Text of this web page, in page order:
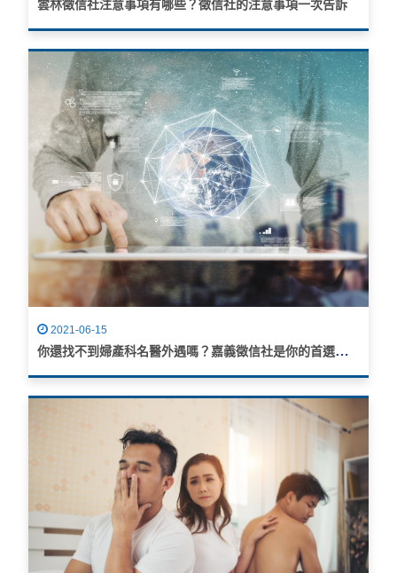
雲林徵信社注意事項有哪些？徵信社的注意事項一次告訴
2021-06-15
你還找不到婦產科名醫外遇嗎？嘉義徵信社是你的首選，絕對讓你愛上